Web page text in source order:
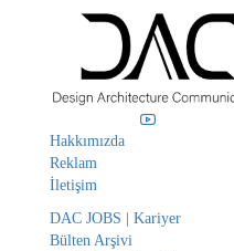
Hakkımızda
Reklam
İletişim
DAC JOBS | Kariyer
Bülten Arşivi